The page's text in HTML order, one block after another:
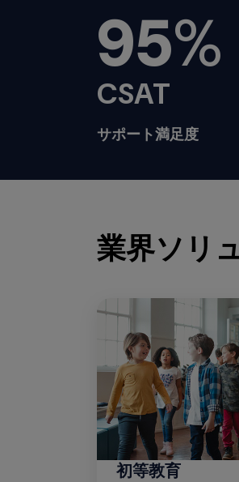
current
menu.
Spacebar
will
open
current
95%
CSAT
サポート満足度
業界ソリ
初等教育